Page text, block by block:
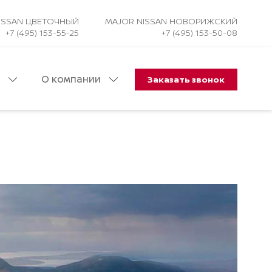
ЦВЕТОЧНЫЙ
+7 (495) 153-55-25
MAJOR NISSAN НОВОРИЖСКИЙ
+7 (495) 153-50-08
О компании Заказать звонок